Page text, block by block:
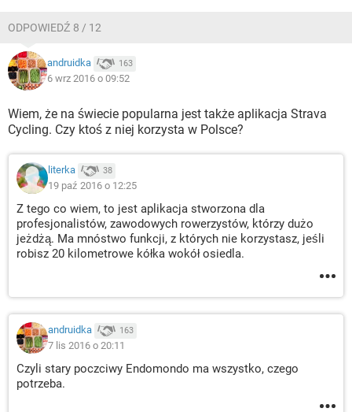
ODPOWIEDŹ 8 / 12
andruidka 163
6 wrz 2016 o 09:52
Wiem, że na świecie popularna jest także aplikacja Strava
Cycling. Czy ktoś z niej korzysta w Polsce?
literka 38
19 paź 2016 o 12:25
Z tego co wiem, to jest aplikacja stworzona dla
profesjonalistów, zawodowych rowerzystów, którzy dużo
jeżdżą. Ma mnóstwo funkcji, z których nie korzystasz, jeśli
robisz 20 kilometrowe kółka wokół osiedla.
andruidka 163
7 lis 2016 o 20:11
Czyli stary poczciwy Endomondo ma wszystko, czego
potrzeba.